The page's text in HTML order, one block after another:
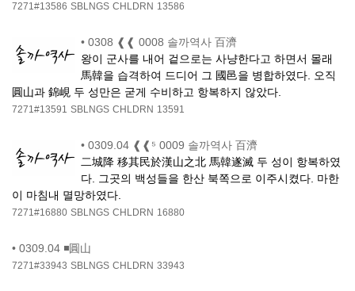
7271#13586 SBLNGS CHLDRN 13586
• 0308 ❰❰ 0008 솔까역사 百濟
왕이 군사를 내어 겉으로는 사냥한다고 하면서 몰래
馬韓을 습격하여 드디어 그 國邑을 병합하였다. 오직
圓山과 錦峴 두 성만은 굳게 수비하고 항복하지 않았다.
7271#13591 SBLNGS CHLDRN 13591
• 0309.04 ❰❰⁵ 0009 솔까역사 百濟
二城降 移其民於漢山之北 馬韓遂滅 두 성이 항복하였
다. 그곳의 백성들을 한산 북쪽으로 이주시켰다. 마한
이 마침내 멸망하였다.
7271#16880 SBLNGS CHLDRN 16880
• 0309.04 ◾圓山
7271#33943 SBLNGS CHLDRN 33943